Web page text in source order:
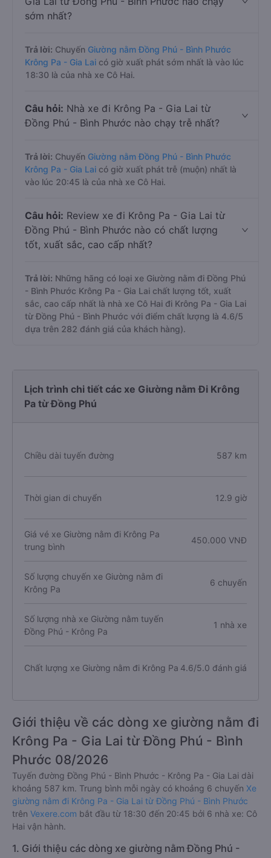
sớm nhất?
Trả lời: Chuyến Giường nằm Đồng Phú - Bình Phước
Krông Pa - Gia Lai có giờ xuất phát sớm nhất là vào lúc
18:30 là của nhà xe Cô Hai.
Câu hỏi: Nhà xe đi Krông Pa - Gia Lai từ
Đồng Phú - Bình Phước nào chạy trễ nhất?
Trả lời: Chuyến Giường nằm Đồng Phú - Bình Phước
Krông Pa - Gia Lai có giờ xuất phát trễ (muộn) nhất là
vào lúc 20:45 là của nhà xe Cô Hai.
Câu hỏi: Review xe đi Krông Pa - Gia Lai từ
Đồng Phú - Bình Phước nào có chất lượng
tốt, xuất sắc, cao cấp nhất?
Trả lời: Những hãng có loại xe Giường nằm đi Đồng Phú
- Bình Phước Krông Pa - Gia Lai chất lượng tốt, xuất
sắc, cao cấp nhất là nhà xe Cô Hai đi Krông Pa - Gia Lai
từ Đồng Phú - Bình Phước với điểm chất lượng là 4.6/5
dựa trên 282 đánh giá của khách hàng).
Lịch trình chi tiết các xe Giường nằm Đi Krông
Pa từ Đồng Phú
Chiều dài tuyến đường 587 km
Thời gian di chuyển 12.9 giờ
Giá vé xe Giường nằm đi Krông Pa
trung bình
450.000 VNĐ
Số lượng chuyến xe Giường nằm đi
Krông Pa
6 chuyến
Số lượng nhà xe Giường nằm tuyến
Đồng Phú - Krông Pa
1 nhà xe
Chất lượng xe Giường nằm đi Krông Pa 4.6/5.0 đánh giá
Giới thiệu về các dòng xe giường nằm đi
Krông Pa - Gia Lai từ Đồng Phú - Bình
Phước 08/2026
Tuyến đường Đồng Phú - Bình Phước - Krông Pa - Gia Lai dài
khoảng 587 km. Trung bình mỗi ngày có khoảng 6 chuyến Xe
giường nằm đi Krông Pa - Gia Lai từ Đồng Phú - Bình Phước
trên Vexere.com bắt đầu từ 18:30 đến 20:45 bởi 6 nhà xe: Cô
Hai vận hành.
1. Giới thiệu các dòng xe giường nằm Đồng Phú -